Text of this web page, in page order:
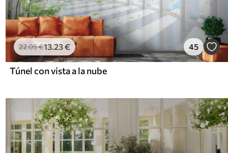
22.05€13.23€ 45
Túnel con vista a la nube